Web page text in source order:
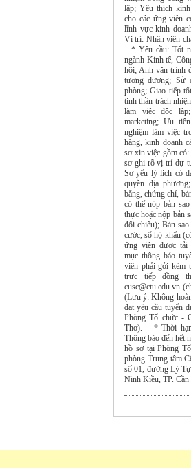
lập; Yêu thích
cho các ứng viên
lĩnh vực kinh
Vị trí: Nhân viên
* Yêu cầu: Tốt
ngành Kinh tế,
hội; Anh văn trình
tương đương; Sử
phòng; Giao tiếp
tinh thần trách
làm việc độc
marketing; Ưu
nghiệm làm việc
hàng, kinh doanh
sơ xin việc gồm
sơ ghi rõ vị trí dự
Sơ yếu lý lịch có
quyền địa
bằng, chứng chỉ,
có thể nộp bản
thực hoặc nộp bản
đối chiếu); Bản
cước, sổ hộ khẩu
ứng viên được tải
mục thông báo
viên phải gởi kèm
trực tiếp đồng
cusc@ctu.edu.vn
(Lưu ý: Không
đạt yêu cầu tuyển
Phòng Tổ chức -
Thơ). * Thời hạn
Thông báo đến hết
hồ sơ tại Phòng
phòng Trung tâm
số 01, đường Lý
Ninh Kiều, TP. Cần